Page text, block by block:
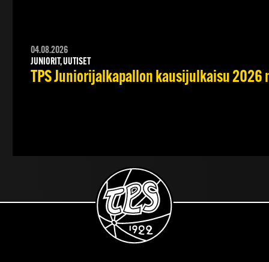
04.08.2026
JUNIORIT, UUTISET
TPS Juniorijalkapallon kausijulkaisu 2026